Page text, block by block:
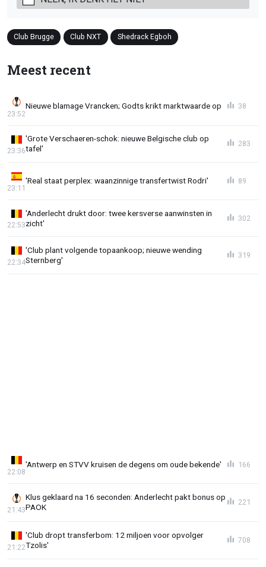
Club Brugge Club NXT Shedrack Egboh
Meest recent
Nieuwe blamage Vrancken; Godts krikt marktwaarde op
23:52
38
'Grote Verschaeren-schok: nieuwe Belgische club op
tafel'
23:36
283
'Real staat perplex: waanzinnige transfertwist Rodri'
23:11
89
'Anderlecht drukt door: twee kersverse aanwinsten in
zicht'
22:53
302
'Club plant volgende topaankoop; nieuwe wending
Sternberg'
22:34
319
'Antwerp en STVV kruisen de degens om oude bekende'
22:08
166
Klus geklaard na 16 seconden: Anderlecht pakt bonus op
PAOK
21:43
221
'Club dropt transferbom: 12 miljoen voor opvolger
Tzolis'
21:22
708